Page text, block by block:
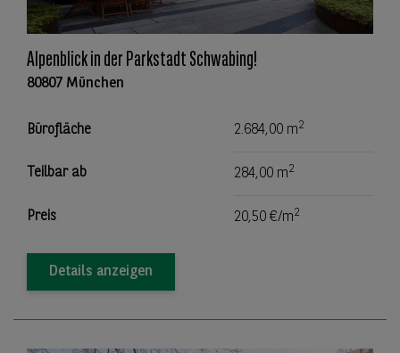
Alpenblick in der Parkstadt Schwabing!
80807 München
Bürofläche 2.684,00 m2
Teilbar ab 284,00 m2
Preis 20,50 €/m2
Details anzeigen